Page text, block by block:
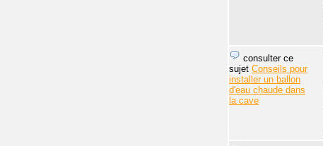
consulter ce
sujet Conseils pour
installer un ballon
d'eau chaude dans
la cave